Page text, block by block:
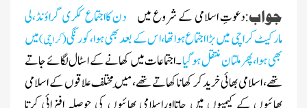
جواب:دعوتِ اسلامی کے شروع میں 2 دن کااجتماع ککری گراؤنڈ،لی
مارکیٹ کراچیمیں بڑا اجتماع ہواتھا،اس کے بعدبھی ہوا،کورنگی(کراچی)میں
بھی ہوا،پھر ملتان منتقل ہوگیا۔اجتماعات میں کھانے کے اسٹال لگائے جاتے
تھے، اسلامی بھائی خریدکر کھاناکھاتے تھے، مَیں مختلف علاقوں کے اسلامی